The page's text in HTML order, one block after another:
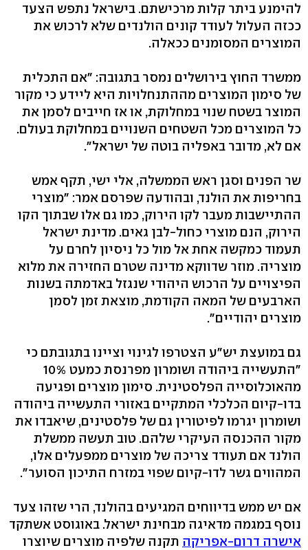
להימנע ביתר קלות מרכישתם. בישראל נתפש הצעד
ככזה העלול לעודד קונים הולנדים שלא לרכוש את
המוצרים המסומנים ככאלה.
ממשרד החוץ בירושלים נמסר בתגובה: "אם התכלית
של סימון המוצרים מההתנחלויות היא ליידע כי מקור
המוצר בשטח שנוי במחלוקת, או אז חייבים לסמן את
כל המוצרים מכל השטחים השנויים במחלוקת בעולם.
אם לא, מדובר באפליה בוטה של ישראל".
שר הפנים וסגן ראש הממשלה, אלי ישי, תקף אמש
בחריפות את הולנד, ובהודעה שפרסם אמר: "מוצרי
ההתיישבות מעבר לקו הירוק, כמו גם אלו שבתוך הקו
הירוק, הנם מוצרי כחול-לבן גאים. מדינת ישראל
תעמוד כמקשה אחת אל מול כל ניסיון לחרם על
מוצריה. מוזר שדווקא מדינה שטרם החזירה את מלוא
הפיצויים על הרכוש היהודי שנגזל באדמתה בשנות
הארבעים של המאה הקודמת, מוצאת זמן לסמן
מוצרים יהודיים".
גם במועצת יש"ע הצטרפו לגינוי וציינו בתגובתם כי
"התעשייה ביהודה ושומרון מפרנסת כמעט 10%
מהאוכלוסייה הפלסטינית. סימון מוצרים ופגיעה
בדו-קיום הכלכלי המתקיים באזורי התעשייה ביהודה
ושומרון יגרמו לפיטורין גם של פלסטינים, שיאבדו את
מקור ההכנסה העיקרי שלהם. טוב תעשה ממשלת
הולנד אם תעודד צריכה של מוצרים ממפעלים אלו,
המהווים גשר לדו-קיום שפוי במזרח התיכון הסוער".
אם יש ממש בדיווחים המגיעים בהולנד, הרי שזהו צעד
נוסף במגמה מדאיגה מבחינת ישראל. באוגוסט אשתקד
אישרה דרום-אפריקה תקנה שלפיה מוצרים שיוצרו